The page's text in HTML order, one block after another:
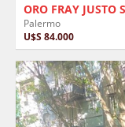
ORO FRAY JUSTO
Palermo
U$S 84.000